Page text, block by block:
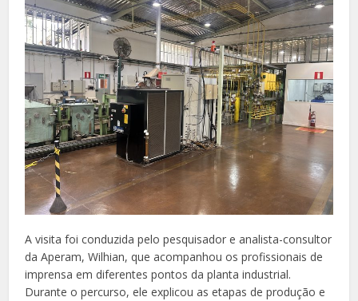
A visita foi conduzida pelo pesquisador e analista-consultor
da Aperam, Wilhian, que acompanhou os profissionais de
imprensa em diferentes pontos da planta industrial.
Durante o percurso, ele explicou as etapas de produção e